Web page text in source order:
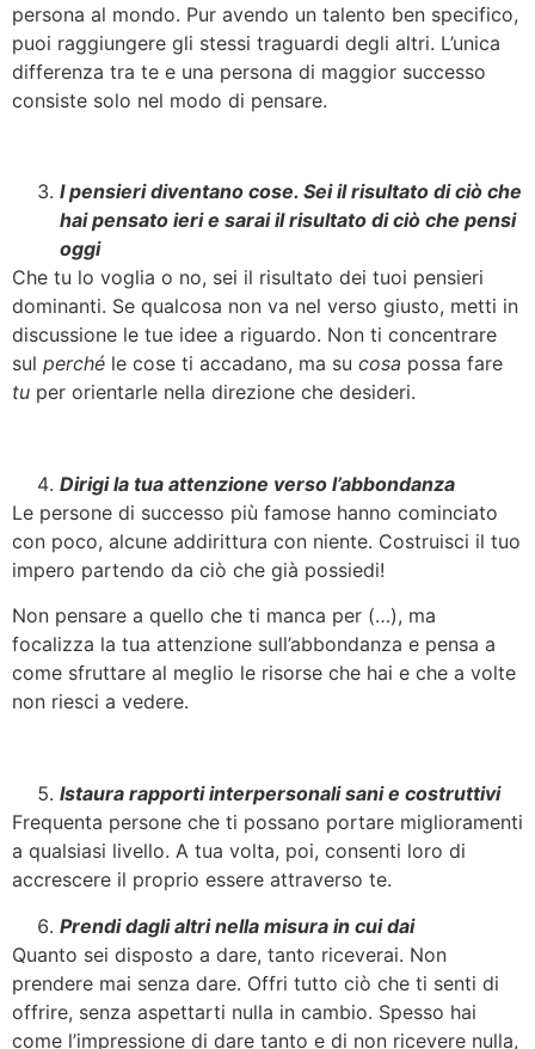
persona al mondo. Pur avendo un talento ben specifico,
puoi raggiungere gli stessi traguardi degli altri. L’unica
differenza tra te e una persona di maggior successo
consiste solo nel modo di pensare.
I pensieri diventano cose. Sei il risultato di ciò che
hai pensato ieri e sarai il risultato di ciò che pensi
oggi
Che tu lo voglia o no, sei il risultato dei tuoi pensieri
dominanti. Se qualcosa non va nel verso giusto, metti in
discussione le tue idee a riguardo. Non ti concentrare
sul perché le cose ti accadano, ma su cosa possa fare
tu per orientarle nella direzione che desideri.
Dirigi la tua attenzione verso l’abbondanza
Le persone di successo più famose hanno cominciato
con poco, alcune addirittura con niente. Costruisci il tuo
impero partendo da ciò che già possiedi!
Non pensare a quello che ti manca per (…), ma
focalizza la tua attenzione sull’abbondanza e pensa a
come sfruttare al meglio le risorse che hai e che a volte
non riesci a vedere.
Istaura rapporti interpersonali sani e costruttivi
Frequenta persone che ti possano portare miglioramenti
a qualsiasi livello. A tua volta, poi, consenti loro di
accrescere il proprio essere attraverso te.
Prendi dagli altri nella misura in cui dai
Quanto sei disposto a dare, tanto riceverai. Non
prendere mai senza dare. Offri tutto ciò che ti senti di
offrire, senza aspettarti nulla in cambio. Spesso hai
come l’impressione di dare tanto e di non ricevere nulla,